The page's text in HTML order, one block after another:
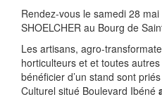
Rendez-vous le samedi 28
SHOELCHER au Bourg de
Les artisans, agro-
horticulteurs et et toutes
bénéficier d’un stand sont
Culturel situé Boulevard Ibéné